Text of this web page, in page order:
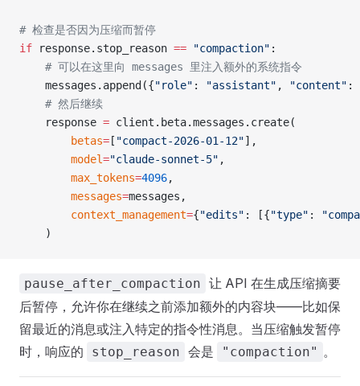
# 检查是否因为压缩而暂停
if response.stop_reason == "compaction" :
    # 可以在这里向 messages 里注入额外的系统指令
    messages.append({
"role" : "assistant" , "content" :
    # 然后继续
    response
= client.beta.messages.create(
        betas
= [ "compact-2026-01-12"],
        model
="claude-sonnet-5" ,
        max_tokens
=4096,
        messages
=messages,
        context_management
={"edits" : [{"type" :
    )
pause_after_compaction 让 API 在生成压缩摘要
后暂停，允许你在继续之前添加额外的内容块——比如保
留最近的消息或注入特定的指令性消息。当压缩触发暂停
时，响应的
stop_reason 会是 "compaction" 。